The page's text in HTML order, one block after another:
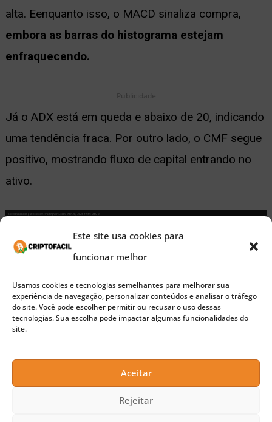
Este site usa cookies para
funcionar melhor
Usamos cookies e tecnologias semelhantes para melhorar sua
experiência de navegação, personalizar conteúdos e analisar o tráfego
do site. Você pode escolher permitir ou recusar o uso dessas
tecnologias. Sua escolha pode impactar algumas funcionalidades do
site.
Aceitar
Rejeitar
alta. Eenquanto isso, o MACD sinaliza compra,
embora as barras do histograma estejam
enfraquecendo.
Publicidade
Já o ADX está em queda e abaixo de 20, indicando
uma tendência fraca. Por outro lado, o CMF segue
positivo, mostrando fluxo de capital entrando no
ativo.
Gráfico da Solana (SOL) no TradingView